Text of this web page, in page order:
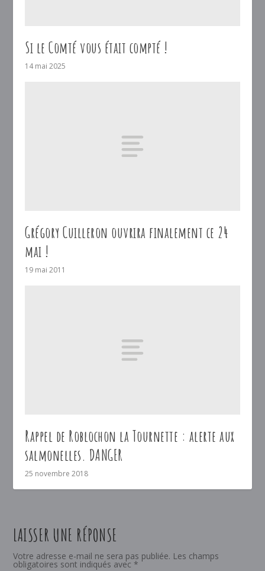
Si le Comté vous était compté !
14 mai 2025
Grégory Cuilleron ouvrira finalement ce 24
mai !
19 mai 2011
Rappel de Roblochon la Tournette : alerte aux
salmonelles. DANGER
25 novembre 2018
LAISSER UNE RÉPONSE
Votre adresse e-mail ne sera pas publiée. Les champs
obligatoires sont indiqués avec *